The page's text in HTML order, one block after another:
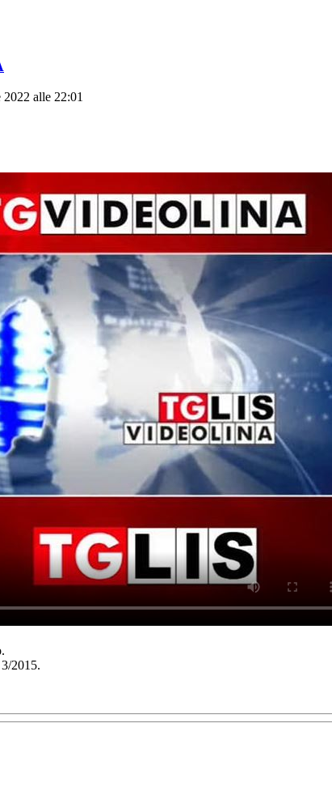
alle 22:01
2015.